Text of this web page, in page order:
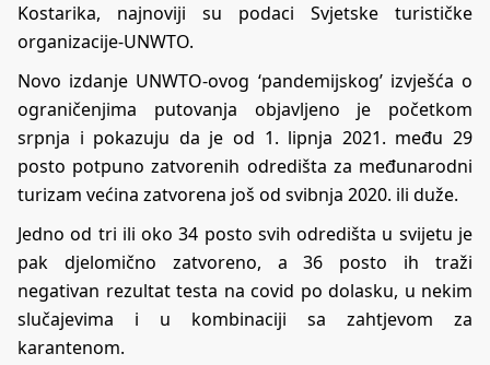
Kostarika, najnoviji su podaci Svjetske turističke
organizacije-UNWTO.
Novo izdanje UNWTO-ovog ‘pandemijskog’ izvješća o
ograničenjima putovanja objavljeno je početkom
srpnja i pokazuju da je od 1. lipnja 2021. među 29
posto potpuno zatvorenih odredišta za međunarodni
turizam većina zatvorena još od svibnja 2020. ili duže.
Jedno od tri ili oko 34 posto svih odredišta u svijetu je
pak djelomično zatvoreno, a 36 posto ih traži
negativan rezultat testa na covid po dolasku, u nekim
slučajevima i u kombinaciji sa zahtjevom za
karantenom.